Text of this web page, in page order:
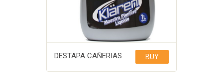
DESTAPA CAÑERIAS BUY